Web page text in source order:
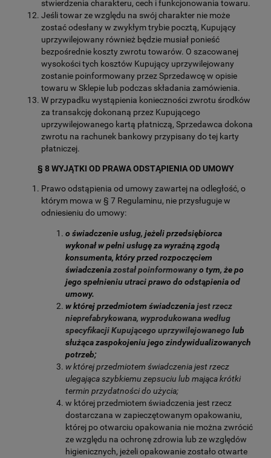
stwierdzenia charakteru, cech i funkcjonowania towaru.
Jeśli towar ze względu na swój charakter nie może
zostać odesłany w zwykłym trybie pocztą, Kupujący
uprzywilejowany również będzie musiał ponieść
bezpośrednie koszty zwrotu towarów. O szacowanej
wysokości tych kosztów Kupujący uprzywilejowany
zostanie poinformowany przez Sprzedawcę w opisie
towaru w Sklepie lub podczas składania zamówienia.
W przypadku wystąpienia konieczności zwrotu środków
za transakcję dokonaną przez Kupującego
uprzywilejowanego kartą płatniczą, Sprzedawca dokona
zwrotu na rachunek bankowy przypisany do tej karty
płatniczej.
§ 8 WYJĄTKI OD PRAWA ODSTĄPIENIA OD UMOWY
Prawo odstąpienia od umowy zawartej na odległość, o
którym mowa w § 7 Regulaminu, nie przysługuje w
odniesieniu do umowy:
o świadczenie usług, jeżeli przedsiębiorca
wykonał w pełni usługę za wyraźną zgodą
konsumenta, który przed rozpoczęciem
świadczeniazostał poinformowanyo tym, że po
jego spełnieniu utraci prawo do odstąpienia od
umowy.
w której przedmiotem świadczeniajest rzecz
nieprefabrykowana, wyprodukowana według
specyfikacji Kupującego uprzywilejowanego lub
służąca zaspokojeniu jego zindywidualizowanych
potrzeb;
w której przedmiotem świadczenia jest rzecz
ulegająca szybkiemu zepsuciu lub mająca krótki
termin przydatności do użycia;
w której przedmiotem świadczenia jest rzecz
dostarczana w zapieczętowanym opakowaniu,
której po otwarciu opakowania nie można zwrócić
ze względu na ochronę zdrowia lub ze względów
higienicznych, jeżeli opakowanie zostało otwarte